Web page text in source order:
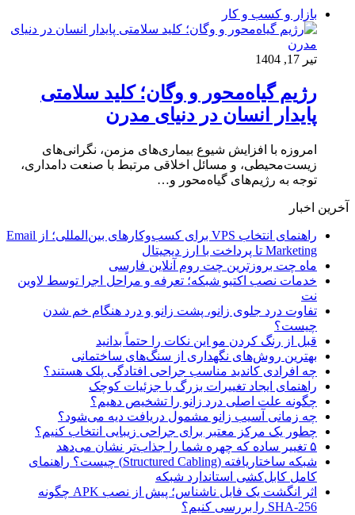
بازار و کسب و کار
تیر 17, 1404
رژیم گیاه‌محور و وگان؛ کلید سلامتی
پایدار انسان در دنیای مدرن
امروزه با افزایش شیوع بیماری‌های مزمن، نگرانی‌های
زیست‌محیطی، و مسائل اخلاقی مرتبط با صنعت دامداری،
توجه به رژیم‌های گیاه‌محور و…
آخرین اخبار
راهنمای انتخاب VPS برای کسب‌وکارهای بین‌المللی؛ از Email
Marketing تا پرداخت با ارز دیجیتال
ماه چت بروزترین چت روم آنلاین فارسی
خدمات نصب اکتیو شبکه؛ تعرفه و مراحل اجرا توسط لاوین
نت
تفاوت درد جلوی زانو، پشت زانو و درد هنگام خم شدن
چیست؟
قبل از رنگ کردن مو این نکات را حتماً بدانید
بهترین روش‌های نگهداری از سنگ‌های ساختمانی
چه افرادی کاندید مناسب جراحی افتادگی پلک هستند؟
راهنمای ایجاد تغییرات بزرگ با جزئیات کوچک
چگونه علت اصلی درد زانو را تشخیص دهیم؟
چه زمانی آسیب زانو مشمول دریافت دیه می‌شود؟
چطور یک مرکز معتبر برای جراحی زیبایی انتخاب کنیم؟
۵ تغییر ساده که چهره شما را جذاب‌تر نشان می‌دهد
شبکه ساختاریافته (Structured Cabling) چیست؟ راهنمای
کامل کابل‌کشی استاندارد شبکه
اثر انگشت یک فایل ناشناس؛ پیش از نصب APK چگونه
SHA-256 را بررسی کنیم؟